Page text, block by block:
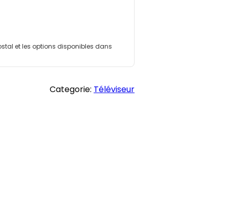
et les options disponibles dans
Categorie: Téléviseur